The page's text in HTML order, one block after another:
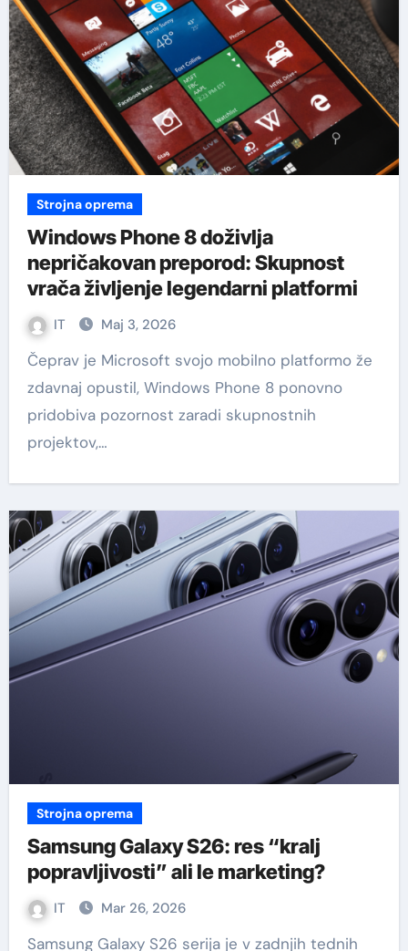
Strojna oprema
Windows Phone 8 doživlja
nepričakovan preporod: Skupnost
vrača življenje legendarni platformi
IT Maj 3, 2026
Čeprav je Microsoft svojo mobilno platformo že
zdavnaj opustil, Windows Phone 8 ponovno
pridobiva pozornost zaradi skupnostnih
projektov,…
Strojna oprema
Samsung Galaxy S26: res “kralj
popravljivosti” ali le marketing?
IT Mar 26, 2026
Samsung Galaxy S26 serija je v zadnjih tednih